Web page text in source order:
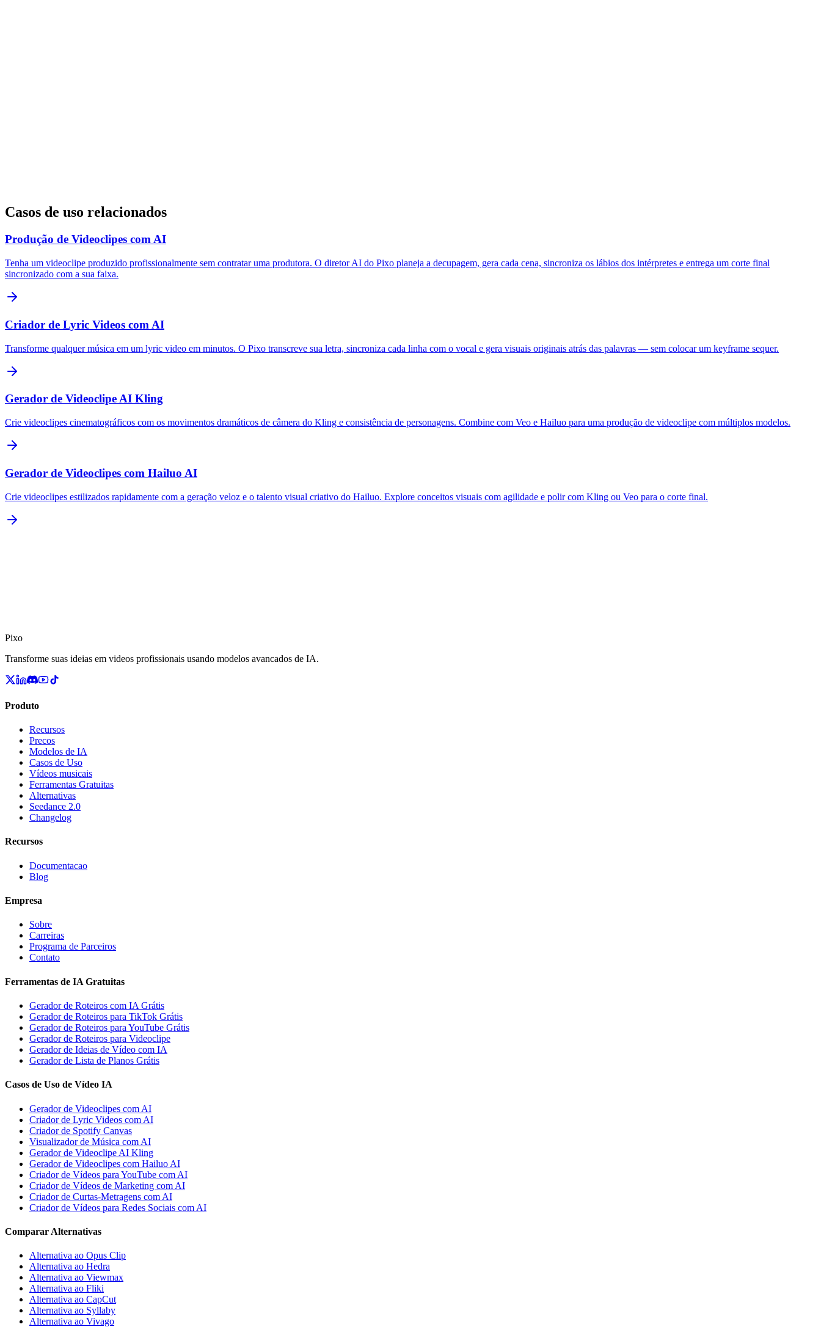
Casos de uso relacionados
Produção de Videoclipes com AI
Tenha um videoclipe produzido profissionalmente sem contratar uma produtora. O diretor AI do Pixo planeja a decupagem, gera cada cena, sincroniza os lábios dos intérpretes e entrega um corte final
sincronizado com a sua faixa.
Criador de Lyric Videos com AI
Transforme qualquer música em um lyric video em minutos. O Pixo transcreve sua letra, sincroniza cada linha com o vocal e gera visuais originais atrás das palavras — sem colocar um keyframe sequer.
Gerador de Videoclipe AI Kling
Crie videoclipes cinematográficos com os movimentos dramáticos de câmera do Kling e consistência de personagens. Combine com Veo e Hailuo para uma produção de videoclipe com múltiplos modelos.
Gerador de Videoclipes com Hailuo AI
Crie videoclipes estilizados rapidamente com a geração veloz e o talento visual criativo do Hailuo. Explore conceitos visuais com agilidade e polir com Kling ou Veo para o corte final.
Pixo
Transforme suas ideias em videos profissionais usando modelos avancados de IA.
Produto
Recursos
Precos
Modelos de IA
Casos de Uso
Vídeos musicais
Ferramentas Gratuitas
Alternativas
Seedance 2.0
Changelog
Recursos
Documentacao
Blog
Empresa
Sobre
Carreiras
Programa de Parceiros
Contato
Ferramentas de IA Gratuitas
Gerador de Roteiros com IA Grátis
Gerador de Roteiros para TikTok Grátis
Gerador de Roteiros para YouTube Grátis
Gerador de Roteiros para Videoclipe
Gerador de Ideias de Vídeo com IA
Gerador de Lista de Planos Grátis
Casos de Uso de Vídeo IA
Gerador de Videoclipes com AI
Criador de Lyric Videos com AI
Criador de Spotify Canvas
Visualizador de Música com AI
Gerador de Videoclipe AI Kling
Gerador de Videoclipes com Hailuo AI
Criador de Vídeos para YouTube com AI
Criador de Vídeos de Marketing com AI
Criador de Curtas-Metragens com AI
Criador de Vídeos para Redes Sociais com AI
Comparar Alternativas
Alternativa ao Opus Clip
Alternativa ao Hedra
Alternativa ao Viewmax
Alternativa ao Fliki
Alternativa ao CapCut
Alternativa ao Syllaby
Alternativa ao Vivago